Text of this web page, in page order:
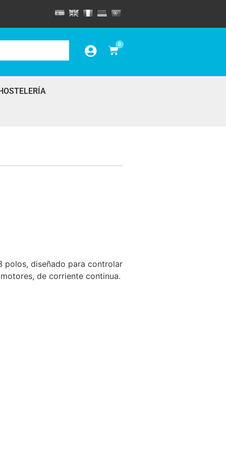
0
polos, diseñado para controlar
de corriente continua.